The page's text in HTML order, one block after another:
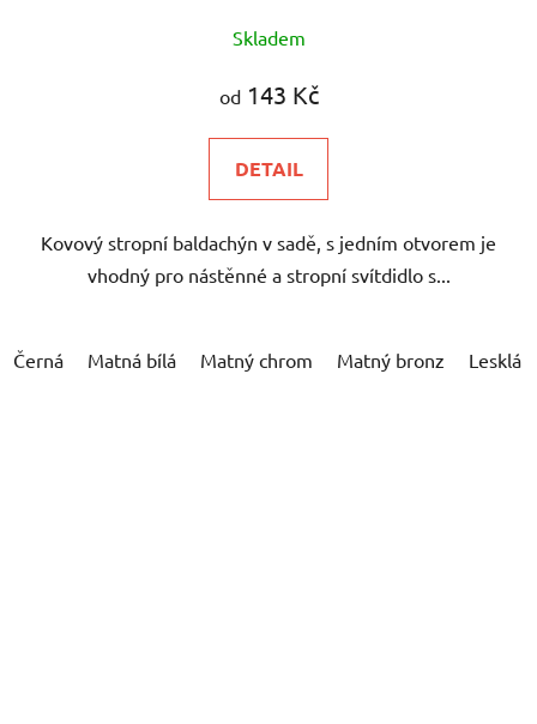
Skladem
od143 Kč
DETAIL
Kovový stropní baldachýn v sadě, s jedním otvorem je
vhodný pro nástěnné a stropní svítdidlo s...
Černá Matná bílá Matný chrom Matný bronz Lesklá